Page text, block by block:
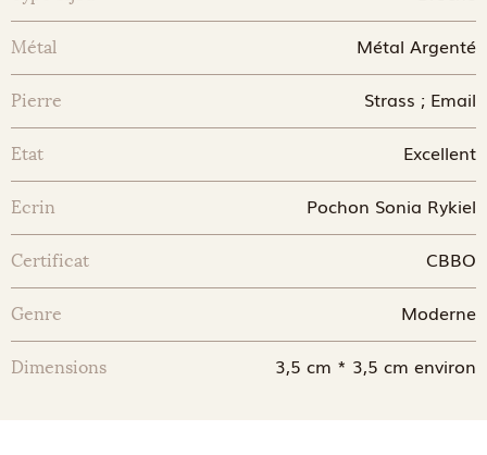
Métal Métal Argenté
Pierre Strass ; Email
Etat Excellent
Ecrin Pochon Sonia Rykiel
Certificat CBBO
Genre Moderne
Dimensions 3,5 cm * 3,5 cm environ